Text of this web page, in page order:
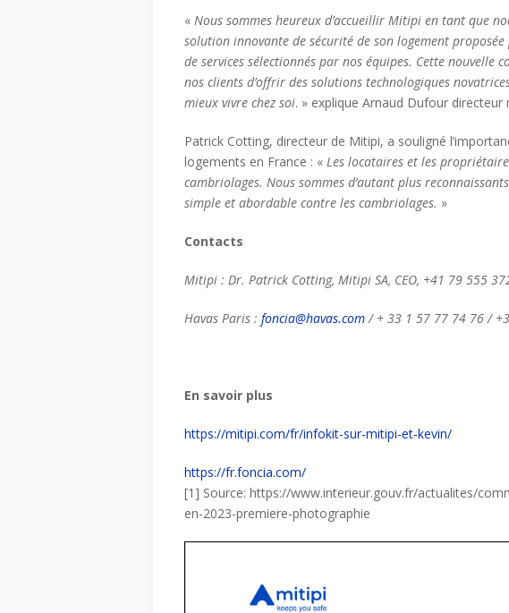
« Nous sommes heureux d’accueillir Mitipi en tant que
solution innovante de sécurité de son logement
de services sélectionnés par nos équipes. Cette nouvelle
nos clients d’offrir des solutions technologiques
mieux vivre chez soi. » explique Arnaud Dufour
Patrick Cotting, directeur de Mitipi, a souligné
logements en France : « Les locataires et les
cambriolages. Nous sommes d’autant plus
simple et abordable contre les cambriolages. »
Contacts
Mitipi : Dr. Patrick Cotting, Mitipi SA, CEO, +41 79 555
Havas Paris : foncia@havas.com/ + 33 1 57 77 74 76 /
En savoir plus
https://mitipi.com/fr/infokit-sur-mitipi-et-kevin/
https://fr.foncia.com/
[1] Source: https://www.interieur.gouv.fr/actualites/
en-2023-premiere-photographie